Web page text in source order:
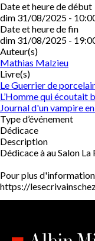
Date et heure de début
dim 31/08/2025 -
Date et heure de fin
dim 31/08/2025 -
Auteur(s)
Mathias Malzieu
Livre(s)
Le Guerrier de
L’Homme qui écoutait
Journal d'un vampire
Type d’événement
Dédicace
Description
Dédicace à au Salon
Pour plus
https://